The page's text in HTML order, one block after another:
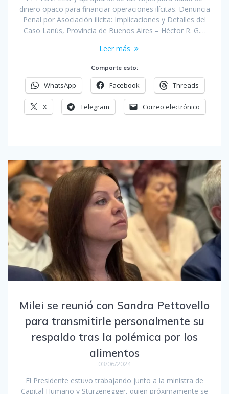
dinero opaco para financiar operaciones ilícitas. Denuncia
Penal por Asociación ilícita: Implicaciones y Detalles del
Caso Lanús, Provincia de Buenos Aires – Héctor R. G.…
Leer más
Comparte esto:
WhatsApp Facebook Threads
X Telegram Correo electrónico
Milei se reunió con Sandra Pettovello
para transmitirle personalmente su
respaldo tras la polémica por los
alimentos
03/06/2024
El Presidente estuvo trabajando junto a la ministra de
Capital Humano y Sturzenegger, quien próximamente se